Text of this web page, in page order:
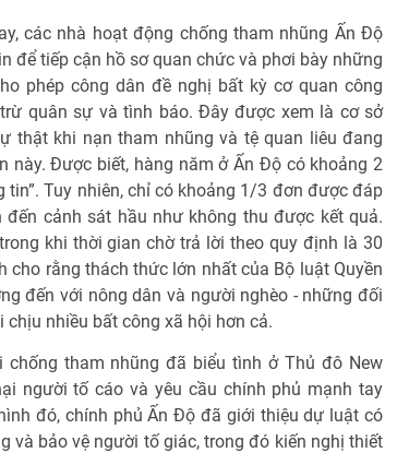
các nhà hoạt động chống tham nhũng Ấn Độ
để tiếp cận hồ sơ quan chức và phơi bày những
phép công dân đề nghị bất kỳ cơ quan công
quân sự và tình báo. Đây được xem là cơ sở
thật khi nạn tham nhũng và tệ quan liêu đang
này. Được biết, hàng năm ở Ấn Độ có khoảng 2
tin”. Tuy nhiên, chỉ có khoảng 1/3 đơn được đáp
cảnh sát hầu như không thu được kết quả.
khi thời gian chờ trả lời theo quy định là 30
cho rằng thách thức lớn nhất của Bộ luật Quyền
đến với nông dân và người nghèo - những đối
nhiều bất công xã hội hơn cả.
chống tham nhũng đã biểu tình ở Thủ đô New
người tố cáo và yêu cầu chính phủ mạnh tay
đó, chính phủ Ấn Độ đã giới thiệu dự luật có
và bảo vệ người tố giác, trong đó kiến nghị thiết